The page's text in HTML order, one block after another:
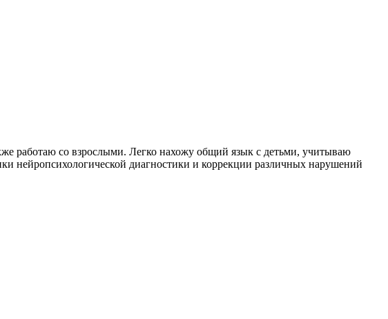
работаю со взрослыми. Легко нахожу общий язык с детьми, учитываю
нейропсихологической диагностики и коррекции различных нарушений